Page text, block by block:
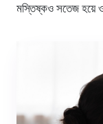
মস্তিষ্কও সতেজ হয়ে